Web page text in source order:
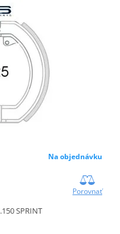
Na objednávku
Porovnať
SPRINT